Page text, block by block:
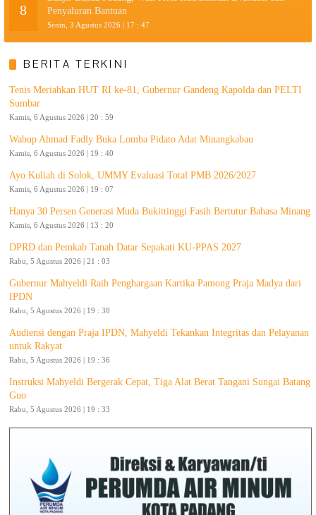
8
Penyaluran Bantuan
Senin, 3 Agustus 2026 | 17 : 47
BERITA TERKINI
Tenis Meriahkan HUT RI ke-81, Gubernur Gandeng Kapolda dan PELTI
Sumbar
Kamis, 6 Agustus 2026 | 20 : 59
Wabup Ahmad Fadly Buka Lomba Pidato Adat Minangkabau
Kamis, 6 Agustus 2026 | 19 : 40
Ayo Kuliah di Solok, UMMY Evaluasi Total PMB 2026/2027
Kamis, 6 Agustus 2026 | 19 : 07
Hanya 30 Persen Generasi Muda Bukittinggi Fasih Bertutur Bahasa Minang
Kamis, 6 Agustus 2026 | 13 : 20
DPRD dan Pemkab Tanah Datar Sepakati KU-PPAS 2027
Rabu, 5 Agustus 2026 | 21 : 03
Gubernur Mahyeldi Raih Penghargaan Kartika Pamong Praja Madya dari
IPDN
Rabu, 5 Agustus 2026 | 19 : 38
Audiensi dengan Praja IPDN, Mahyeldi Tekankan Integritas dan Pelayanan
untuk Rakyat
Rabu, 5 Agustus 2026 | 19 : 36
Instruksi Mahyeldi Bergerak Cepat, Tiga Alat Berat Tangani Sungai Batang
Guo
Rabu, 5 Agustus 2026 | 19 : 33